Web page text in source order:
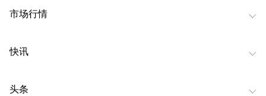
市场行情
快讯
头条